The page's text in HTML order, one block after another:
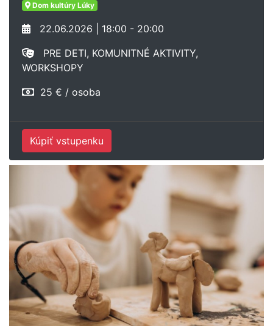
Dom kultúry Lúky
22.06.2026 | 18:00 - 20:00
PRE DETI, KOMUNITNÉ AKTIVITY,
WORKSHOPY
25 € / osoba
Kúpiť vstupenku